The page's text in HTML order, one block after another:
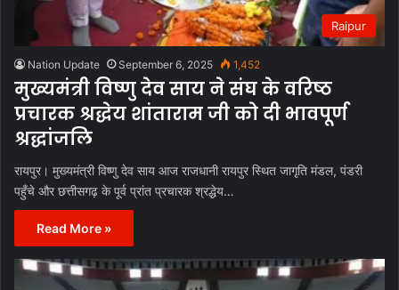
Raipur
Nation Update September 6, 2025 1,452
मुख्यमंत्री विष्णु देव साय ने संघ के वरिष्ठ
प्रचारक श्रद्धेय शांताराम जी को दी भावपूर्ण
श्रद्धांजलि
रायपुर। मुख्यमंत्री विष्णु देव साय आज राजधानी रायपुर स्थित जागृति मंडल, पंडरी
पहुँचे और छत्तीसगढ़ के पूर्व प्रांत प्रचारक श्रद्धेय…
Read More »